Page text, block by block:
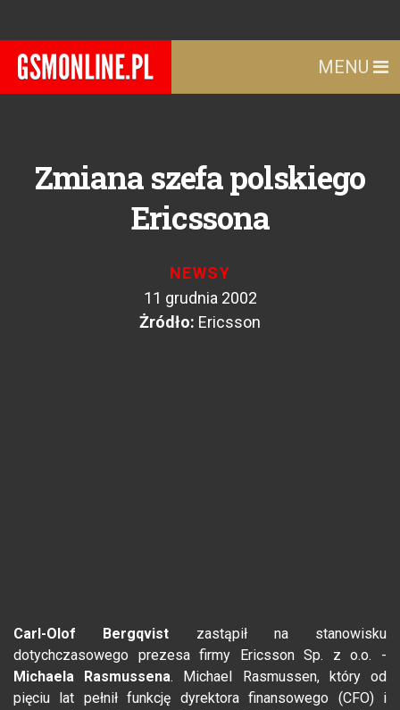
MENU
Zmiana szefa polskiego
Ericssona
NEWSY
11 grudnia 2002
Żródło: Ericsson
Carl-Olof Bergqvist zastąpił na stanowisku
dotychczasowego prezesa firmy Ericsson Sp. z o.o. -
Michaela Rasmussena. Michael Rasmussen, który od
pięciu lat pełnił funkcję dyrektora finansowego (CFO) i